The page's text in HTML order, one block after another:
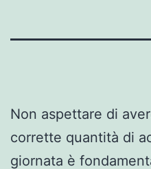
Non aspettare di
corrette quantità di
giornata è